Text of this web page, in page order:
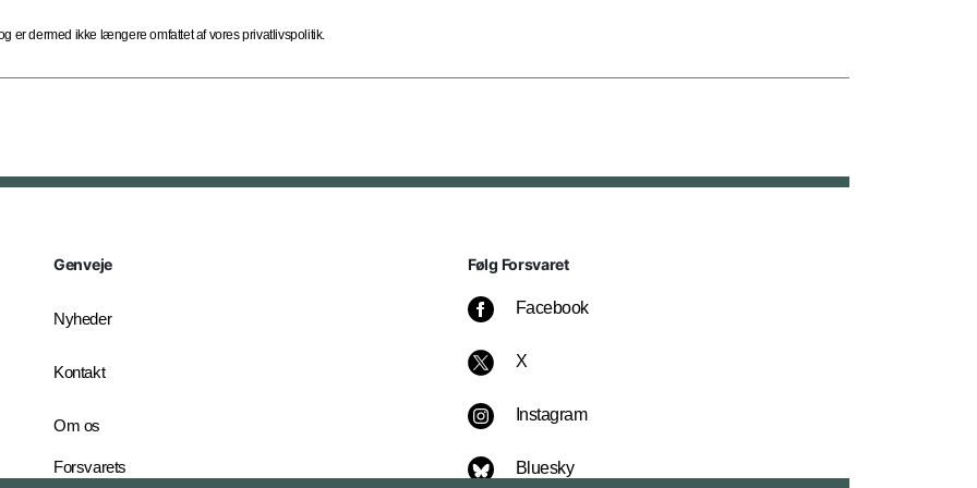
er dermed ikke længere omfattet af vores privatlivspolitik.
Genveje
Nyheder
Kontakt
Om os
Forsvarets
Følg Forsvaret
Facebook
X
Instagram
Bluesky